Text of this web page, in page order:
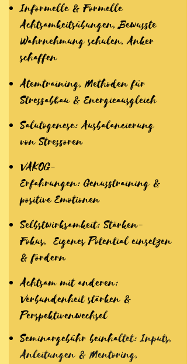
Informelle & Formelle
Achtsamkeitsübungen, Bewusste
Wahrnehmung schulen, Anker
schaffen
Atemtraining, Methoden für
Stressabbau & Energieausgleich
Salutogenese: Ausbalancierung
von Stressoren
VAKOG-
Erfahrungen: Genusstraining &
positive Emotionen
Selbstwirksamkeit: Stärken-
Fokus, Eigenes Potential einsetzen
& fördern
Achtsam mit anderen:
Verbundenheit stärken &
Perspektivenwechsel
Seminargebühr beinhaltet: Inputs,
Anleitungen & Mentoring,